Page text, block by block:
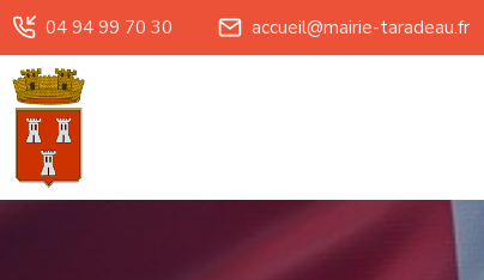
04 94 99 70 30 accueil@mairie-taradeau.fr